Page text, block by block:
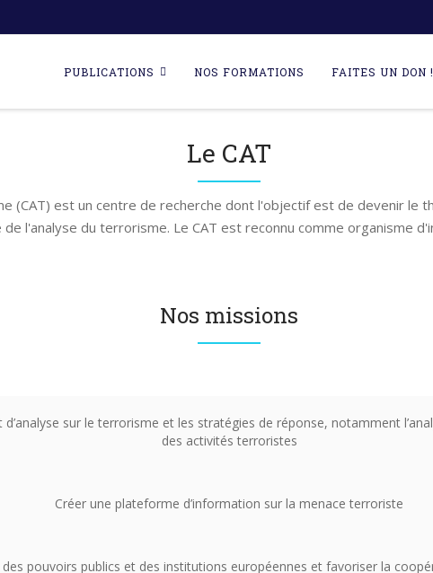
content
PUBLICATIONS NOS FORMATIONS FAITES UN DON !
Le CAT
(CAT) est un centre de recherche dont l'objectif est de devenir le
de l'analyse du terrorisme. Le CAT est reconnu comme organisme
Nos missions
sur le terrorisme et les stratégies de réponse, notamment
des activités terroristes
Créer une plateforme d’information sur la menace terroriste
pouvoirs publics et des institutions européennes et favoriser la